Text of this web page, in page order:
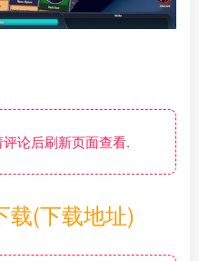
论后刷新页面查看.
载(下载地址)